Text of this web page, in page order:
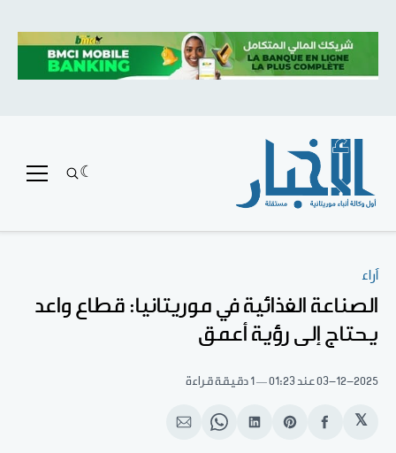
آراء
الصناعة الغذائية في موريتانيا: قطاع واعد
يحتاج إلى رؤية أعمق
03-12-2025عند 01:23 1 دقيقة قراءة
𝕏
انشر
Shareانشر
Shareانشر